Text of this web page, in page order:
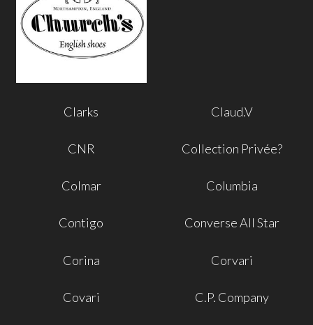
Clarks Claud.V
CNR Collection Privée?
Colmar Columbia
Contigo Converse All Star
Corina Corvari
Covari C.P. Company